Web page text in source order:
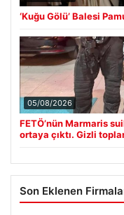
‘Kuğu Gölü’ Balesi
05/08/2026
FETÖ’nün Marmaris
ortaya çıktı. Gizli
Son Eklenen